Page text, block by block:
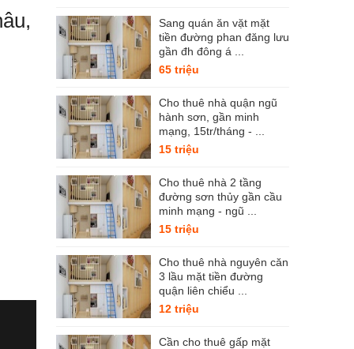
Sang quán ăn vặt mặt
tiền đường phan đăng lưu
gần đh đông á ...
65 triệu
Cho thuê nhà quận ngũ
hành sơn, gần minh
mạng, 15tr/tháng - ...
15 triệu
Cho thuê nhà 2 tầng
đường sơn thủy gần cầu
minh mạng - ngũ ...
15 triệu
Cho thuê nhà nguyên căn
3 lầu mặt tiền đường
quận liên chiểu ...
12 triệu
Cần cho thuê gấp mặt